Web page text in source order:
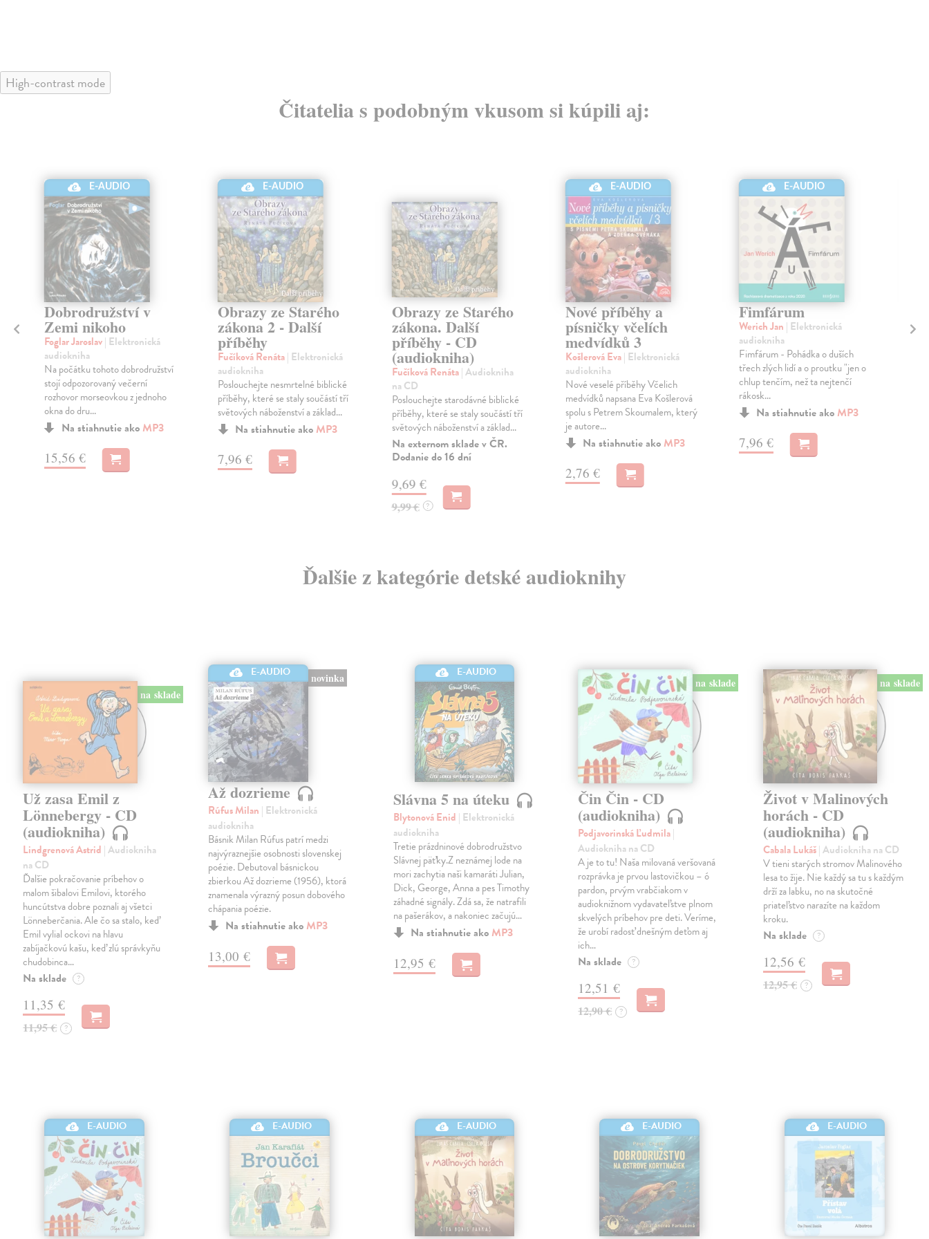
High-contrast mode
Čitatelia s podobným vkusom si kúpili aj:
E-AUDIO
Dobrodružství v
Zemi nikoho
Foglar Jaroslav| Elektronická
audiokniha
Na počátku tohoto dobrodružství
stojí odpozorovaný večerní
rozhovor morseovkou z jednoho
okna do dru...
Na stiahnutie ako MP3
15,56 €
E-AUDIO
Obrazy ze Starého
zákona 2 - Další
příběhy
Fučíková Renáta| Elektronická
audiokniha
Poslouchejte nesmrtelné biblické
příběhy, které se staly součástí tří
světových náboženství a základ...
Na stiahnutie ako MP3
7,96 €
Obrazy ze Starého
zákona. Další
příběhy - CD
(audiokniha)
Fučíková Renáta| Audiokniha
na CD
Poslouchejte starodávné biblické
příběhy, které se staly součástí tří
světových náboženství a základ...
Na externom sklade v ČR.
Dodanie do 16 dní
9,69 €
9,99 € ?
E-AUDIO
Nové příběhy a
písničky včelích
medvídků 3
Košlerová Eva| Elektronická
audiokniha
Nové veselé příběhy Včelich
medvídků napsana Eva Košlerová
spolu s Petrem Skoumalem, který
je autore...
Na stiahnutie ako MP3
2,76 €
E-AUDIO
Fimfárum
Werich Jan | Elektronická
audiokniha
Fimfárum - Pohádka o duších
třech zlých lidí a o proutku "jen o
chlup tenčím, než ta nejtenčí
rákosk...
Na stiahnutie ako MP3
7,96 €
Ďalšie z kategórie detské audioknihy
na sklade
Už zasa Emil z
Lönnebergy - CD
(audiokniha)
Lindgrenová Astrid | Audiokniha
na CD
Ďalšie pokračovanie príbehov o
malom šibalovi Emilovi, ktorého
huncútstva dobre poznali aj všetci
Lönneberčania. Ale čo sa stalo, keď
Emil vylial ockovi na hlavu
zabíjačkovú kašu, keď zlú správkyňu
chudobinca…
Na sklade ?
11,35 €
11,95 € ?
E-AUDIO novinka
Až dozrieme
Rúfus Milan | Elektronická
audiokniha
Básnik Milan Rúfus patrí medzi
najvýraznejšie osobnosti slovenskej
poézie. Debutoval básnickou
zbierkou Až dozrieme (1956), ktorá
znamenala výrazný posun dobového
chápania poézie.
Na stiahnutie ako MP3
13,00 €
E-AUDIO
Slávna 5 na úteku
Blytonová Enid | Elektronická
audiokniha
Tretie prázdninové dobrodružstvo
Slávnej päťky.Z neznámej lode na
mori zachytia naši kamaráti Julian,
Dick, George, Anna a pes Timothy
záhadné signály. Zdá sa, že natrafili
na pašerákov, a nakoniec začujú…
Na stiahnutie ako MP3
12,95 €
na sklade
Čin Čin - CD
(audiokniha)
Podjavorinská Ľudmila|
Audiokniha na CD
A je to tu! Naša milovaná veršovaná
rozprávka je prvou lastovičkou – ó
pardon, prvým vrabčiakom v
audioknižnom vydavateľstve plnom
skvelých príbehov pre deti. Veríme,
že urobí radosť dnešným deťom aj
ich…
Na sklade ?
12,51 €
12,90 € ?
na sklade
Život v Malinových
horách - CD
(audiokniha)
Cabala Lukáš| Audiokniha na CD
V tieni starých stromov Malinového
lesa to žije. Nie každý sa tu s každým
drží za labku, no na skutočné
priateľstvo narazíte na každom
kroku.
Na sklade ?
12,56 €
12,95 € ?
E-AUDIO E-AUDIO E-AUDIO E-AUDIO E-AUDIO